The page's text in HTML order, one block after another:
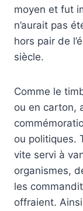
moyen et fut
n’aurait pas
hors pair de
siècle.
Comme le
ou en carton,
ou politiques.
vite servi à
organismes,
les
offraient.